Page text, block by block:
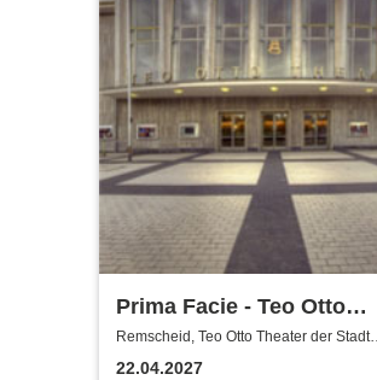
Prima Facie - Teo Otto
Theater
Remscheid, Teo Otto Theater der Stadt
Remscheid
22.04.2027